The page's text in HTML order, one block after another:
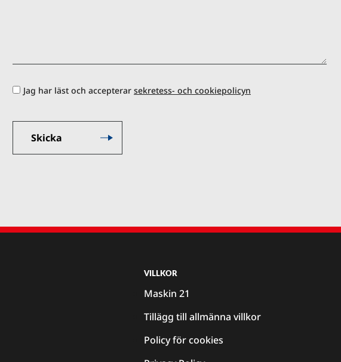
Jag har läst och accepterar sekretess- och cookiepolicyn
VILLKOR
Maskin 21
Tillägg till allmänna villkor
Policy för cookies